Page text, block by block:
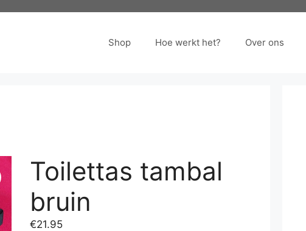
Shop Hoe werkt het? Over ons
Toilettas tambal
bruin
€21.95